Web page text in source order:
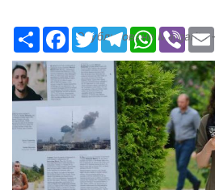
РесурсFacebook
TwitterTelegramWhatsApp
Viber
Опубликовано Margarita-